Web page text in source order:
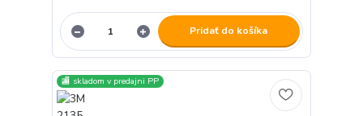
Pridať do košíka
🏬 skladom v predajni PP